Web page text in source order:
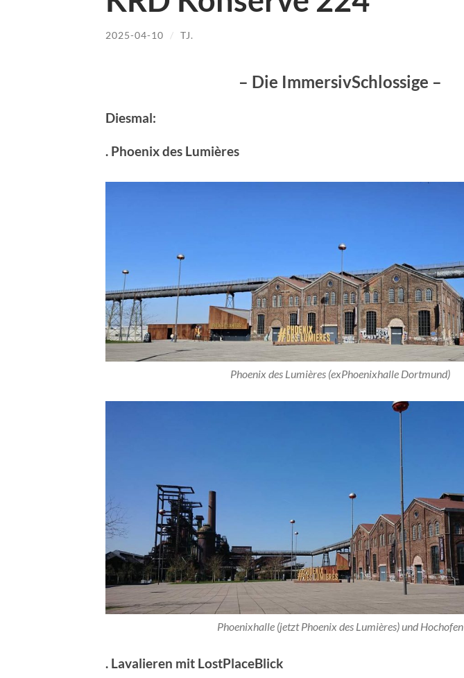
2025-04-10 / TJ.
– Die ImmersivSchlossige –
Diesmal:
. Phoenix des Lumières
Phoenix des Lumières (exPhoenixhalle Dortmund)
Phoenixhalle (jetzt Phoenix des Lumières) und Hochofen
. Lavalieren mit LostPlaceBlick